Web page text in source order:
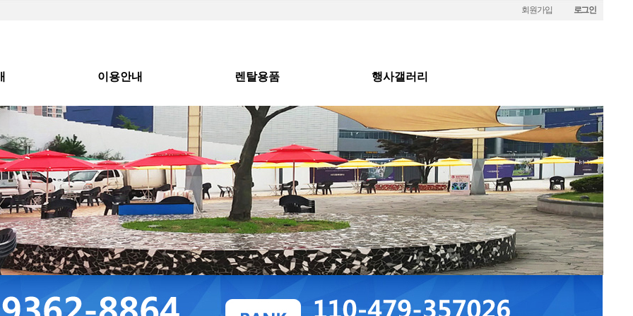
회원가입 로그인
이용안내 렌탈용품 행사갤러리